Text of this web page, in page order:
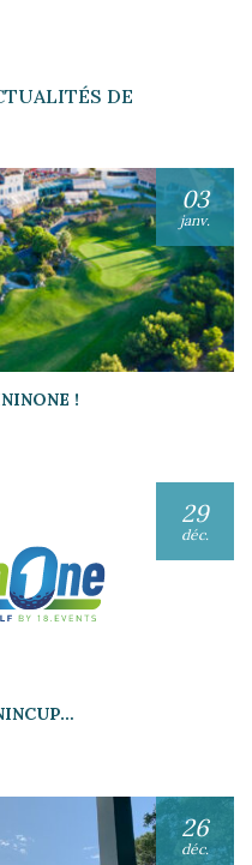
DE
03
janv.
!
29
déc.
26
déc.